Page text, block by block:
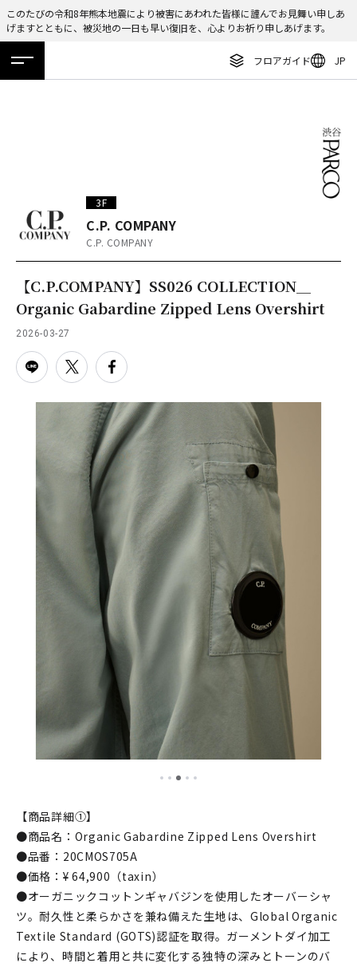
このたびの令和8年熊本地震により被害にあわれた皆様に謹んでお見舞い申しあ
げますとともに、被災地の一日も早い復旧を、心よりお祈り申しあげます。
フロアガイド JP
ホーム 特集 ニュース イベント アクセス
ニュース
TAX FREE
DELIVERY SERVICES
PARCOメンバーズ
オンラインストア
リクルート
ENGLISH
繁体字
3F
C.P. COMPANY
C.P. COMPANY
【C.P.COMPANY】SS026 COLLECTION＿
Organic Gabardine Zipped Lens Overshirt
2026-03-27
【商品詳細①】
●商品名：Organic Gabardine Zipped Lens Overshirt
●品番：20CMOS705A
●価格：¥ 64,900（taxin）
●オーガニックコットンギャバジンを使用したオーバーシャ
ツ。耐久性と柔らかさを兼ね備えた生地は、Global Organic
Textile Standard (GOTS)認証を取得。ガーメントダイ加工
により、時間と着用と共に変化する独特の深みとトーンのバ